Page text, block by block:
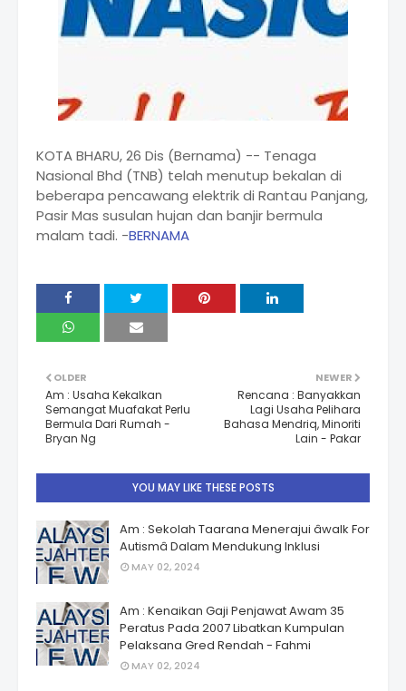
KOTA BHARU, 26 Dis (Bernama) -- Tenaga
Nasional Bhd (TNB) telah menutup bekalan di
beberapa pencawang elektrik di Rantau Panjang,
Pasir Mas susulan hujan dan banjir bermula
malam tadi. -BERNAMA
NEWER
Rencana : Banyakkan
Lagi Usaha Pelihara
Bahasa Mendriq, Minoriti
Lain - Pakar
OLDER
Am : Usaha Kekalkan
Semangat Muafakat Perlu
Bermula Dari Rumah -
Bryan Ng
YOU MAY LIKE THESE POSTS
Am : Sekolah Taarana Menerajui âwalk For
Autismâ Dalam Mendukung Inklusi
MAY 02, 2024
Am : Kenaikan Gaji Penjawat Awam 35
Peratus Pada 2007 Libatkan Kumpulan
Pelaksana Gred Rendah - Fahmi
MAY 02, 2024